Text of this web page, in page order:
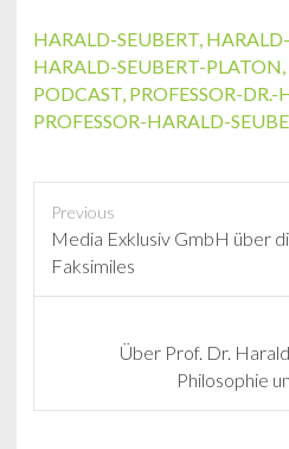
HARALD-SEUBERT,
HARALD-SEUBERT-PLATON,
PODCAST, PROFESSOR-
PROFESSOR-HARALD-
Previous
P
r
e
Media Exklusiv GmbH über
Faksimiles
x
Über Prof. Dr.
Philosophie